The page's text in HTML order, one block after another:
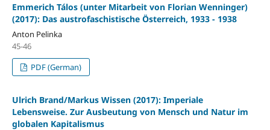
Emmerich Tálos (unter Mitarbeit von Florian Wenninger)
(2017): Das austrofaschistische Österreich, 1933 - 1938
Anton Pelinka
45-46
PDF (German)
Ulrich Brand/Markus Wissen (2017): Imperiale
Lebensweise. Zur Ausbeutung von Mensch und Natur im
globalen Kapitalismus